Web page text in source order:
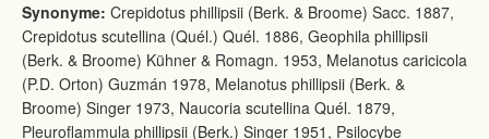
Synonyme: Crepidotus phillipsii (Berk. & Broome) Sacc. 1887,
Crepidotus scutellina (Quél.) Quél. 1886, Geophila phillipsii
(Berk. & Broome) Kühner & Romagn. 1953, Melanotus caricicola
(P.D. Orton) Guzmán 1978, Melanotus phillipsii (Berk. &
Broome) Singer 1973, Naucoria scutellina Quél. 1879,
Pleuroflammula phillipsii (Berk.) Singer 1951, Psilocybe